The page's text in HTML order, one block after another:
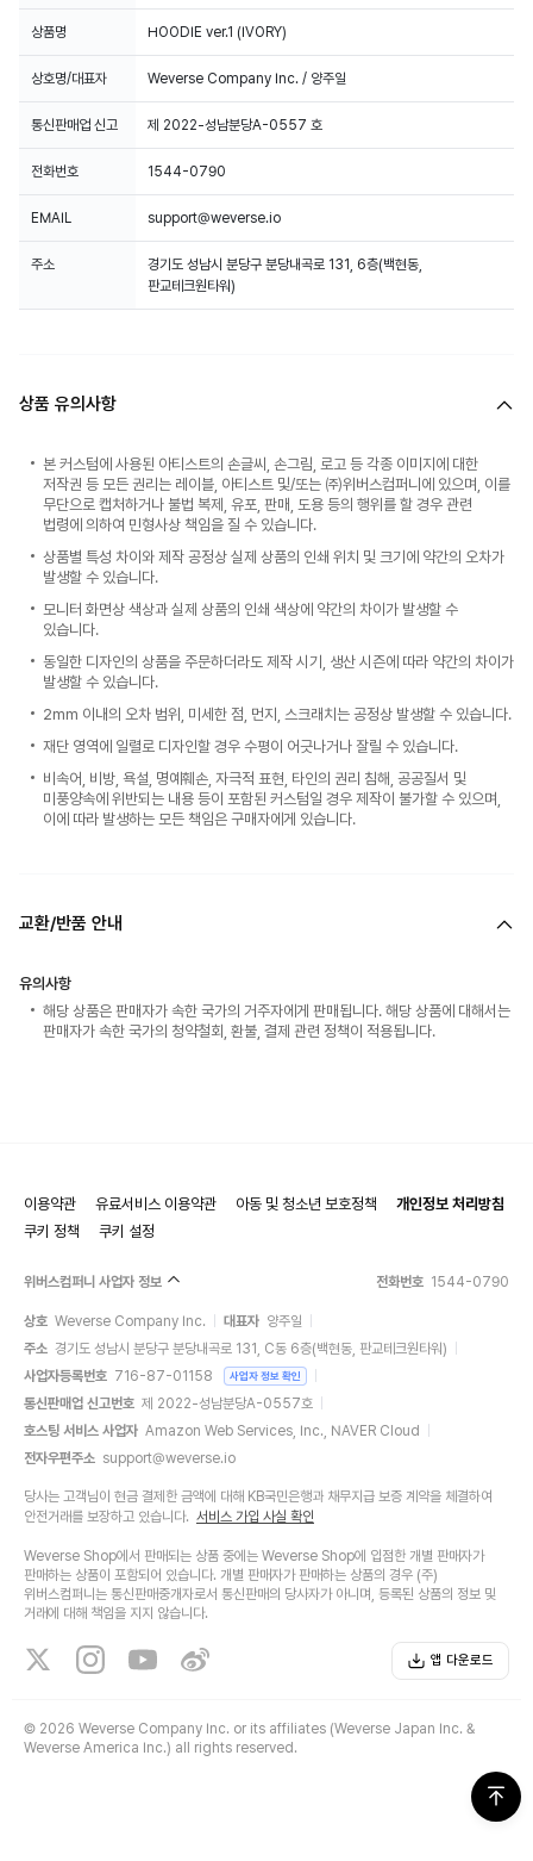
상품명 HOODIE ver.1 (IVORY)
상호명/대표자 Weverse Company Inc. / 양주일
통신판매업 신고 제 2022-성남분당A-0557 호
전화번호 1544-0790
EMAIL support@weverse.io
주소
경기도 성남시 분당구 분당내곡로 131, 6층(백현동,
판교테크원타워)
상품 유의사항
본 커스텀에 사용된 아티스트의 손글씨, 손그림, 로고 등 각종 이미지에 대한
저작권 등 모든 권리는 레이블, 아티스트 및/또는 ㈜위버스컴퍼니에 있으며, 이를
무단으로 캡처하거나 불법 복제, 유포, 판매, 도용 등의 행위를 할 경우 관련
법령에 의하여 민형사상 책임을 질 수 있습니다.
상품별 특성 차이와 제작 공정상 실제 상품의 인쇄 위치 및 크기에 약간의 오차가
발생할 수 있습니다.
모니터 화면상 색상과 실제 상품의 인쇄 색상에 약간의 차이가 발생할 수
있습니다.
동일한 디자인의 상품을 주문하더라도 제작 시기, 생산 시즌에 따라 약간의 차이가
발생할 수 있습니다.
2mm 이내의 오차 범위, 미세한 점, 먼지, 스크래치는 공정상 발생할 수 있습니다.
재단 영역에 일렬로 디자인할 경우 수평이 어긋나거나 잘릴 수 있습니다.
비속어, 비방, 욕설, 명예훼손, 자극적 표현, 타인의 권리 침해, 공공질서 및
미풍양속에 위반되는 내용 등이 포함된 커스텀일 경우 제작이 불가할 수 있으며,
이에 따라 발생하는 모든 책임은 구매자에게 있습니다.
교환/반품 안내
유의사항
해당 상품은 판매자가 속한 국가의 거주자에게 판매됩니다. 해당 상품에 대해서는
판매자가 속한 국가의 청약철회, 환불, 결제 관련 정책이 적용됩니다.
이용약관 유료서비스 이용약관 아동 및 청소년 보호정책
개인정보 처리방침
쿠키 정책
쿠키 설정
위버스컴퍼니 사업자 정보 전화번호 1544-0790
상호 Weverse Company Inc. 대표자 양주일
주소 경기도 성남시 분당구 분당내곡로 131, C동 6층(백현동, 판교테크원타워)
사업자등록번호 716-87-01158 사업자 정보 확인
통신판매업 신고번호 제 2022-성남분당A-0557호
호스팅 서비스 사업자 Amazon Web Services, Inc., NAVER Cloud
전자우편주소 support@weverse.io
당사는 고객님이 현금 결제한 금액에 대해 KB국민은행과 채무지급 보증 계약을 체결하여
안전거래를 보장하고 있습니다. 서비스 가입 사실 확인
Weverse Shop에서 판매되는 상품 중에는 Weverse Shop에 입점한 개별 판매자가
판매하는 상품이 포함되어 있습니다. 개별 판매자가 판매하는 상품의 경우 (주)
위버스컴퍼니는 통신판매중개자로서 통신판매의 당사자가 아니며, 등록된 상품의 정보 및
거래에 대해 책임을 지지 않습니다.
앱 다운로드
© 2026 Weverse Company Inc. or its affiliates (Weverse Japan Inc. &
Weverse America Inc.) all rights reserved.